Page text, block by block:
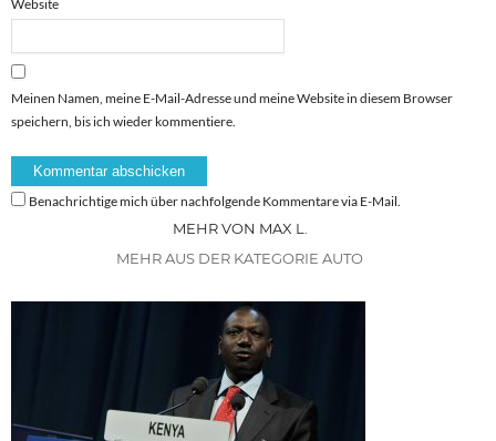
Website
Meinen Namen, meine E-Mail-Adresse und meine Website in diesem Browser
speichern, bis ich wieder kommentiere.
Benachrichtige mich über nachfolgende Kommentare via E-Mail.
MEHR VON MAX L.
MEHR AUS DER KATEGORIE AUTO